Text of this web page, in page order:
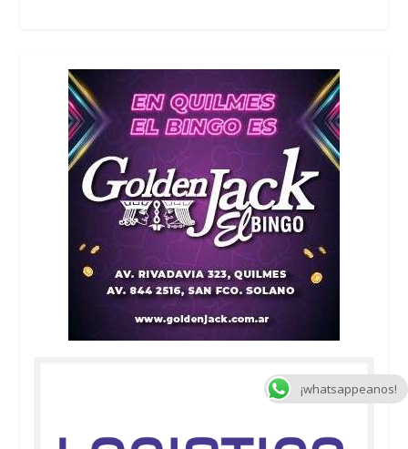
¡whatsappeanos!